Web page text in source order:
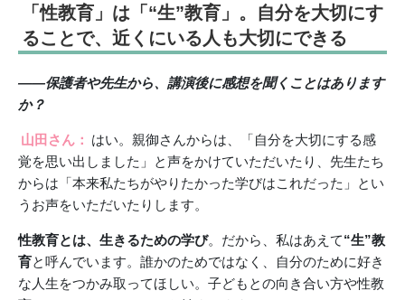
「性教育」は「“生”教育」。自分を大切にす
ることで、近くにいる人も大切にできる
――保護者や先生から、講演後に感想を聞くことはあります
か？
山田さん： はい。親御さんからは、「自分を大切にする感
覚を思い出しました」と声をかけていただいたり、先生たち
からは「本来私たちがやりたかった学びはこれだった」とい
うお声をいただいたりします。
性教育とは、生きるための学び。だから、私はあえて“生”教
育と呼んでいます。誰かのためではなく、自分のために好き
な人生をつかみ取ってほしい。子どもとの向き合い方や性教